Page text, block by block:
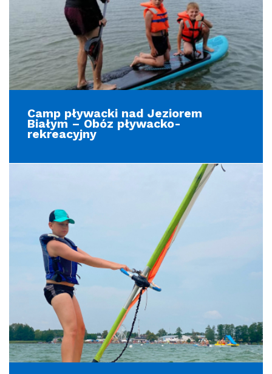
Camp pływacki nad Jeziorem
Białym – Obóz pływacko-
rekreacyjny